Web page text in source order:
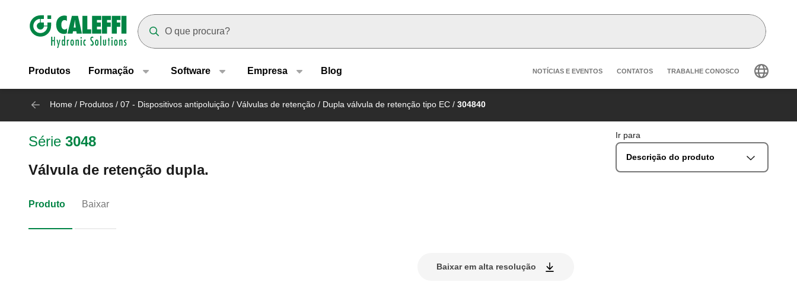
Header main navigation
Produtos Formação Software Empresa Blog Header secondary navigation
NOTÍCIAS E EVENTOS CONTATOS TRABALHE CONOSCO
Home / Produtos / 07 - Dispositivos antipoluição / Válvulas de retenção / Dupla válvula de retenção tipo EC / 304840
Série 3048
Válvula de retenção dupla.
Ir para
Descrição do produto
Produto Baixar
Baixar em alta resolução